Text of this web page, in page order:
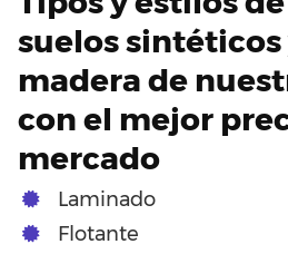
suelos sintéticos
madera de
con el mejor
mercado
Laminado
Flotante